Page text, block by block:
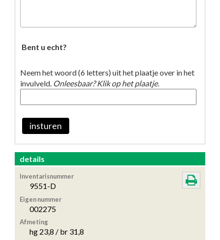
Bent u echt?
Neem het woord (6 letters) uit het plaatje over in het
invulveld. Onleesbaar? Klik op het plaatje.
insturen
details
Inventarisnummer
9551-D
Eigen nummer
002275
Afmeting
hg 23,8 / br 31,8